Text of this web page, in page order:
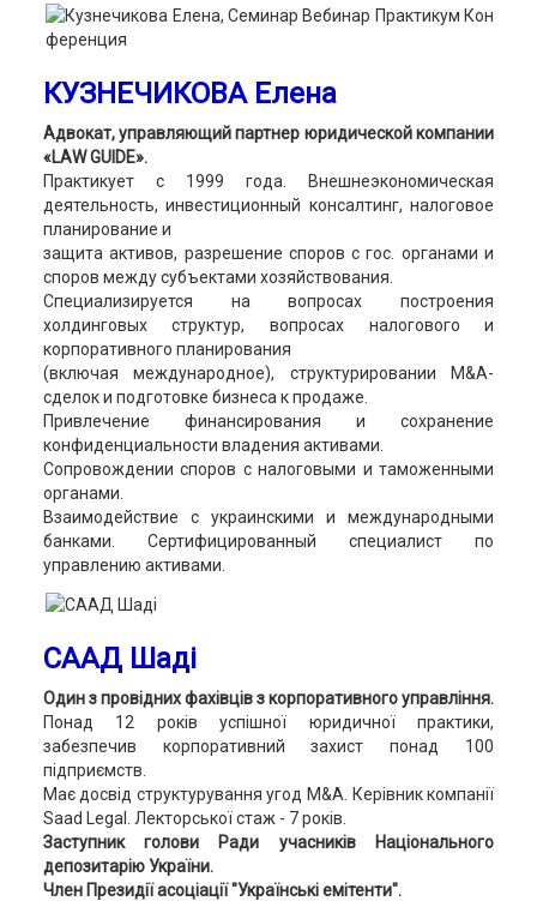
КУЗНЕЧИКОВА Елена
Адвокат, управляющий партнер юридической компании
«LAW GUIDE».
Практикует с 1999 года. Внешнеэкономическая
деятельность, инвестиционный консалтинг, налоговое
планирование и
защита активов, разрешение споров с гос. органами и
споров между субъектами хозяйствования.
Специализируется на вопросах построения
холдинговых структур, вопросах налогового и
корпоративного планирования
(включая международное), структурировании M&A-
сделок и подготовке бизнеса к продаже.
Привлечение финансирования и сохранение
конфиденциальности владения активами.
Сопровождении споров с налоговыми и таможенными
органами.
Взаимодействие с украинскими и международными
банками. Сертифицированный специалист по
управлению активами.
СААД Шаді
Один з провідних фахівців з корпоративного управління.
Понад 12 років успішної юридичної практики,
забезпечив корпоративний захист понад 100
підприємств.
Має досвід структурування угод M&A. Керівник компанії
Saad Legal. Лекторської стаж - 7 років.
Заступник голови Ради учасників Національного
депозитарію України.
Член Президії асоціації "Українські емітенти".